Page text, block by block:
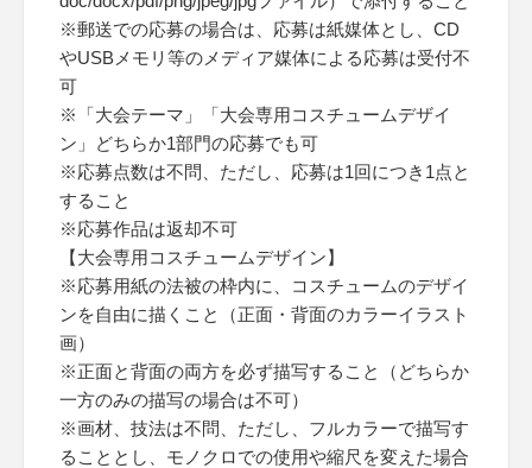
※郵送での応募の場合は、応募は紙媒体とし、CD
やUSBメモリ等のメディア媒体による応募は受付不
可
※「大会テーマ」「大会専用コスチュームデザイ
ン」どちらか1部門の応募でも可
※応募点数は不問、ただし、応募は1回につき1点と
すること
※応募作品は返却不可
【大会専用コスチュームデザイン】
※応募用紙の法被の枠内に、コスチュームのデザイ
ンを自由に描くこと（正面・背面のカラーイラスト
画）
※正面と背面の両方を必ず描写すること（どちらか
一方のみの描写の場合は不可）
※画材、技法は不問、ただし、フルカラーで描写す
ることとし、モノクロでの使用や縮尺を変えた場合